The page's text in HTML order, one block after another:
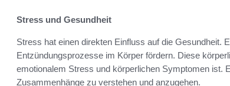
Stress und Gesundheit
Stress hat einen direkten Einfluss auf die Gesundheit.
Entzündungsprozesse im Körper fördern. Diese
emotionalem Stress und körperlichen Symptomen ist.
Zusammenhänge zu verstehen und anzugehen.